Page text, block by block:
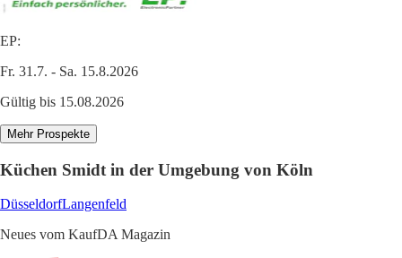
EP:
Fr. 31.7. - Sa. 15.8.2026
Gültig bis 15.08.2026
Mehr Prospekte
Küchen Smidt in der Umgebung von Köln
DüsseldorfLangenfeld
Neues vom KaufDA Magazin